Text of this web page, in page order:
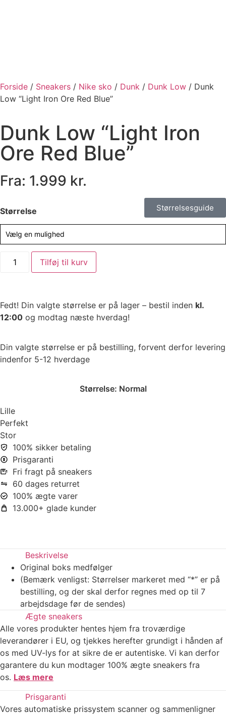
Forside / Sneakers / Nike sko / Dunk / Dunk Low / Dunk
Low “Light Iron Ore Red Blue”
Dunk Low “Light Iron
Ore Red Blue”
Fra: 1.999 kr.
Størrelsesguide
Størrelse
Vælg en mulighed
Tilføj til kurv
Fedt! Din valgte størrelse er på lager – bestil inden kl.
12:00 og modtag næste hverdag!
Din valgte størrelse er på bestilling, forvent derfor levering
indenfor 5-12 hverdage
Størrelse: Normal
Lille
Perfekt
Stor
100% sikker betaling
Prisgaranti
Fri fragt på sneakers
60 dages returret
100% ægte varer
13.000+ glade kunder
Beskrivelse
Original boks medfølger
(Bemærk venligst: Størrelser markeret med “*” er på
bestilling, og der skal derfor regnes med op til 7
arbejdsdage før de sendes)
Ægte sneakers
Alle vores produkter hentes hjem fra troværdige
leverandører i EU, og tjekkes herefter grundigt i hånden af
os med UV-lys for at sikre de er autentiske. Vi kan derfor
garantere du kun modtager 100% ægte sneakers fra
os. Læs mere
Prisgaranti
Vores automatiske prissystem scanner og sammenligner